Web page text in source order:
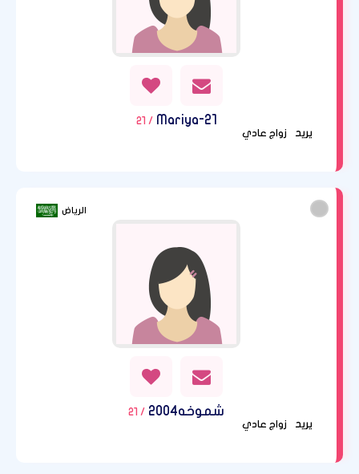
Mariya-21
/ 21
يريد
زواج عادي
الرياض
شموخه2004
/ 21
يريد
زواج عادي